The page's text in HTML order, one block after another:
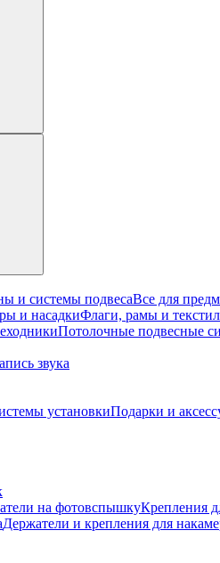
и системы подвесаВсе для
и насадкиФлаги, рамы и
Потолочные подвесные
звука
установкиПодарки и
на фотовспышкуКрепления
Держатели и крепления для